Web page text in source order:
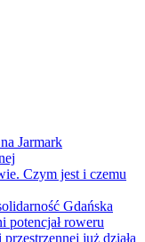
Jarmark
Czym jest i czemu
Gdańska
potencjał roweru
już działa